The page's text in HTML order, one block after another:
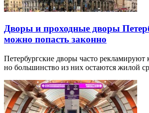
Дворы и проходные дворы
можно попасть законно
Петербургские дворы часто рекламируют
но большинство из них остаются жилой